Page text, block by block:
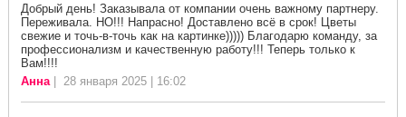
Добрый день! Заказывала от компании очень важному партнеру.
Переживала. НО!!! Напрасно! Доставлено всё в срок! Цветы
свежие и точь-в-точь как на картинке))))) Благодарю команду, за
профессионализм и качественную работу!!! Теперь только к
Вам!!!!
Анна| 28 января 2025 | 16:02